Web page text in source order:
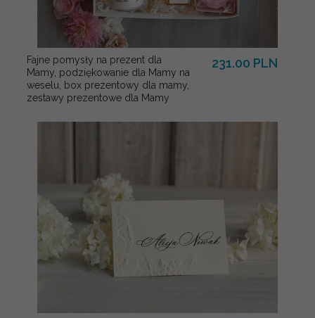
Fajne pomysły na prezent dla
Mamy, podziękowanie dla Mamy na
weselu, box prezentowy dla mamy,
zestawy prezentowe dla Mamy
231.00 PLN